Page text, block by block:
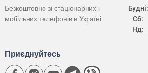
Будні:
Сб:
Нд:
Безкоштовно зі стаціонарних і
мобільних телефонів в Україні
Приєднуйтесь